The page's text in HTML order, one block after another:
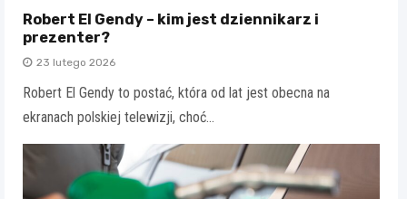
Robert El Gendy – kim jest dziennikarz i
prezenter?
23 lutego 2026
Robert El Gendy to postać, która od lat jest obecna na
ekranach polskiej telewizji, choć…